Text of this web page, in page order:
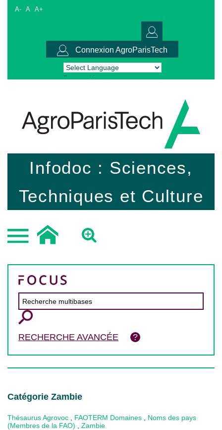
A- A A+
Connexion AgroParisTech
Powered by Translate
Infodoc : Sciences,
Techniques et Culture
RECHERCHE AVANCÉE
Catégorie Zambie
Thésaurus Agrovoc FAOTERM Domaines
Noms des pays
(Membres de la FAO)
Zambie